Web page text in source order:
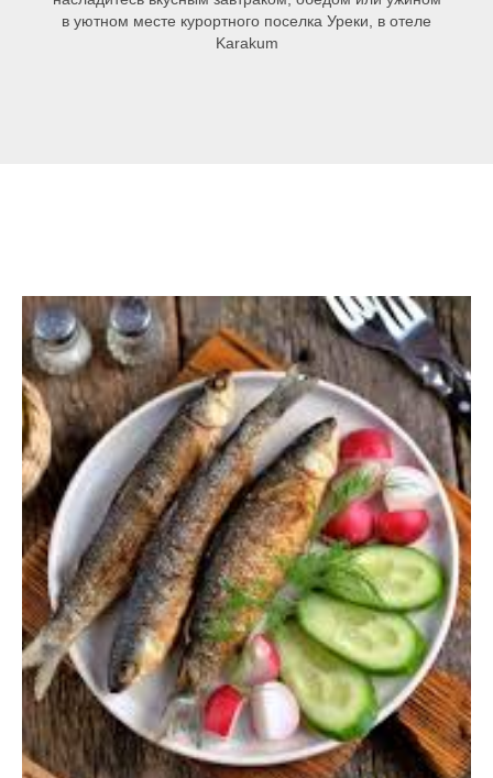
в уютном месте курортного поселка Уреки, в отеле
Karakum